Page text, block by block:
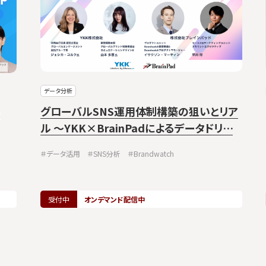
データ分析
グローバルSNS運用体制構築の狙いとリア
ル ～YKK×BrainPadによるデータドリブ
＃データ活用 ＃SNS分析 ＃Brandwatch
受付中 オンデマンド配信中